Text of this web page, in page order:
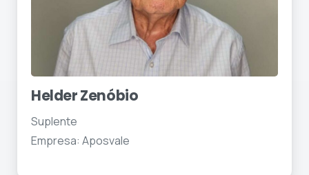
Helder Zenóbio
Suplente
Empresa: Aposvale